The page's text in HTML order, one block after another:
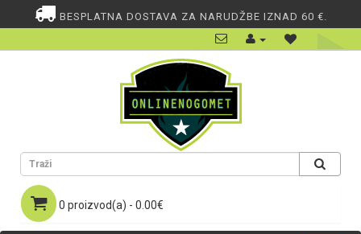
BESPLATNA DOSTAVA ZA NARUDŽBE IZNAD 60 €.
0 proizvod(a) - 0.00€